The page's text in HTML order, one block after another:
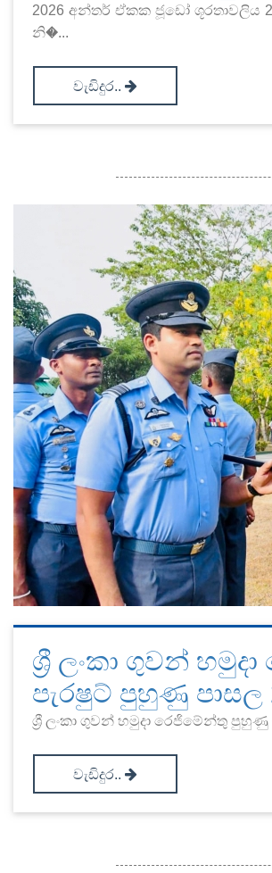
2026 අන්තර් ඒකක ජූඩෝ ශූරතාවලිය
නි�...
වැඩිදුර..
ශ්‍රී ලංකා ගුවන්
පැරෂුට් පුහුණු
ශ්‍රී ලංකා ගුවන් හමුදා රෙජිමේන්තු
වැඩිදුර..